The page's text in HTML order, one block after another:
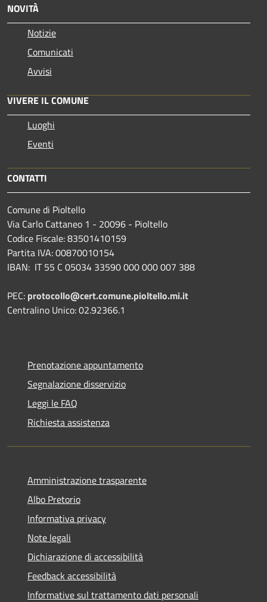
NOVITÀ
Notizie
Comunicati
Avvisi
VIVERE IL COMUNE
Luoghi
Eventi
CONTATTI
Comune di Pioltello
Via Carlo Cattaneo 1 - 20096 - Pioltello
Codice Fiscale: 83501410159
Partita IVA: 00870010154
IBAN: IT 55 C 05034 33590 000 000 007 388
PEC: protocollo@cert.comune.pioltello.mi.it
Centralino Unico: 02.92366.1
Prenotazione appuntamento
Segnalazione disservizio
Leggi le FAQ
Richiesta assistenza
Amministrazione trasparente
Albo Pretorio
Informativa privacy
Note legali
Dichiarazione di accessibilità
Feedback accessibilità
Informative sul trattamento dati personali